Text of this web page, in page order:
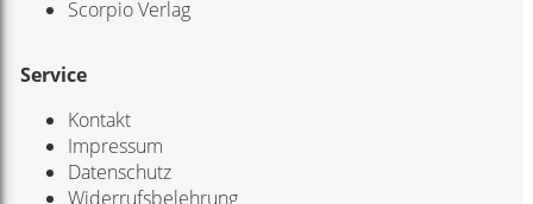
Scorpio Verlag
Service
Kontakt
Impressum
Datenschutz
Widerrufsbelehrung